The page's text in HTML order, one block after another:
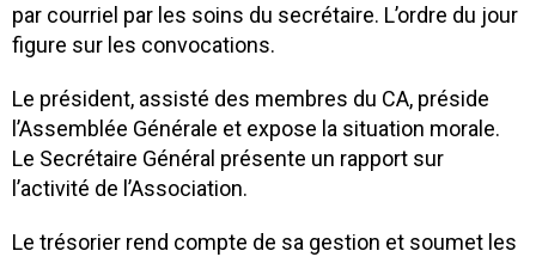
par courriel par les soins du secrétaire. L’ordre du jour
figure sur les convocations.
Le président, assisté des membres du CA, préside
l’Assemblée Générale et expose la situation morale.
Le Secrétaire Général présente un rapport sur
l’activité de l’Association.
Le trésorier rend compte de sa gestion et soumet les